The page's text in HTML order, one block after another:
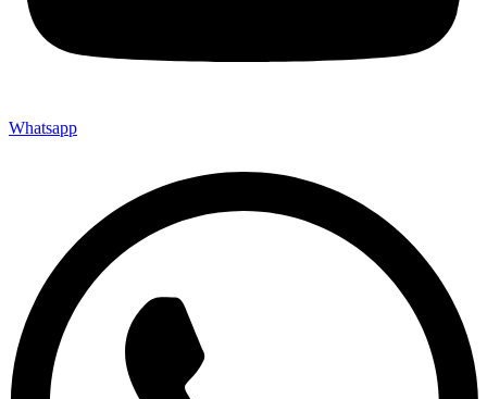
Whatsapp